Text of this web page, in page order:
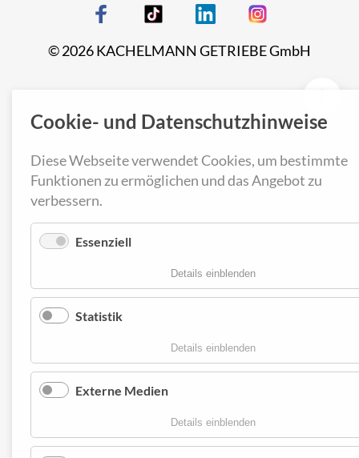
© 2026 KACHELMANN GETRIEBE GmbH
Cookie- und Datenschutzhinweise
Diese Webseite verwendet Cookies, um bestimmte
Funktionen zu ermöglichen und das Angebot zu
verbessern.
Essenziell
Details einblendenfür Essenziell
Statistik
Details einblendenfür Statistik
Externe Medien
Details einblendenfür Externe Medien